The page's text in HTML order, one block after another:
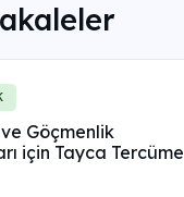
Göçmenlik
için Tayca Tercüme